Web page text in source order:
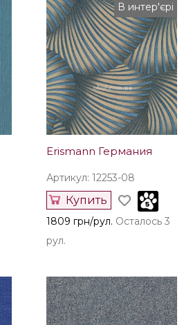
В интер'єрі
Erismann Германия
Артикул: 12253-08
Купить
1809 грн/рул. Осталось 3
рул.